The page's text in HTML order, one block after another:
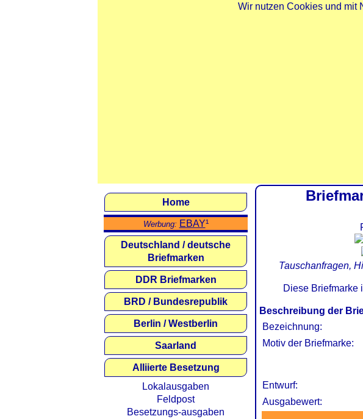
Wir nutzen Cookies und mit
Tauschanfragen,
Diese Briefmarke
Beschreibung der
Bezeichnung:
Motiv der Briefmarke:
Entwurf:
Ausgabewert:
Home
Werbung: EBAY¹
Deutschland / deutsche
Briefmarken
DDR Briefmarken
BRD / Bundesrepublik
Berlin / Westberlin
Saarland
Alliierte Besetzung
Lokalausgaben
Feldpost
Besetzungs-ausgaben